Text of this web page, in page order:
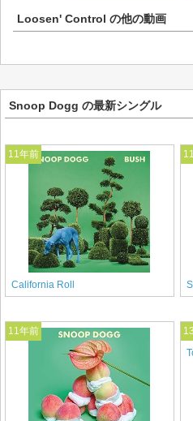
Loosen' Control の他の動画
Snoop Dogg の最新シングル
11年前
California Roll
11年前